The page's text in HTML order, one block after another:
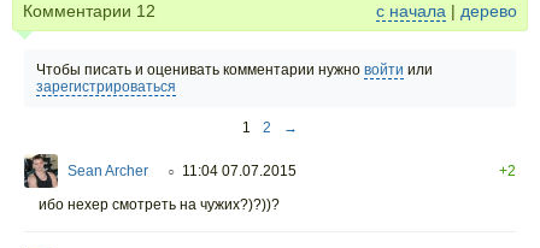
Комментарии 12 с начала | дерево
Чтобы писать и оценивать комментарии нужно войти или
зарегистрироваться
1 2 →
Sean Archer ○ 11:04 07.07.2015
+2
ибо нехер смотреть на чужих?)?))?